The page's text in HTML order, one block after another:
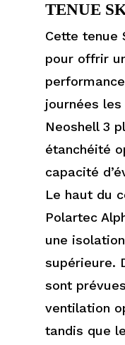
TENUE
Cette tenue
pour offrir
journées
Neoshell 3
étanchéité
capacité
Le haut du
Polartec
une
supérieure.
sont
ventilation
tandis que